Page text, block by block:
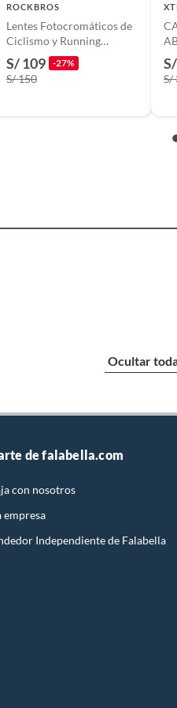
ROCKBROS
Lentes Fotocromáticos de
Ciclismo y Running
Rockbros
S/ 109 -27%
S/ 150
Y
S/
Ocultar
de falabella.com
con nosotros
empresa
Independiente de Falabella